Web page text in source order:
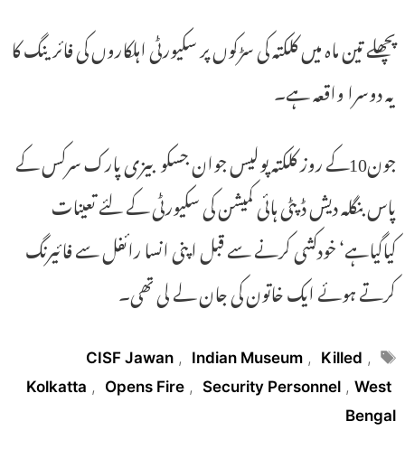
پچھلے تین ماہ میں کلکتہ کی سڑکوں پر سکیورٹی اہلکاروں کی فائرینگ کا
یہ دوسرا واقعہ ہے۔
جون10کے روز کلکتہ پولیس جوان جسکو بیزی پارک سرکس کے
پاس بنگلہ دیش ڈپٹی ہائی کمیشن کی سکیورٹی کے لئے تعینات
کیاگیاہے‘ خودکشی کرنے سے قبل اپنی انسا رائفل سے فائیرنگ
کرتے ہوئے ایک خاتون کی جان لے لی تھی۔
Tags
CISF Jawan , Indian Museum , Killed ,
Kolkatta , Opens Fire , Security Personnel , West
Bengal